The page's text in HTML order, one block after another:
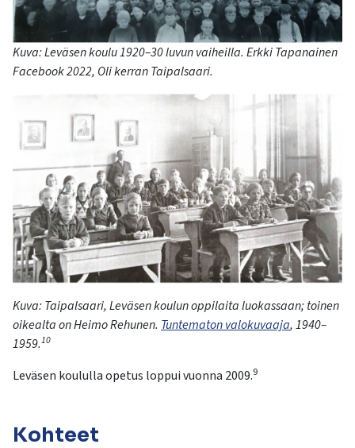
Kuva:Leväsen koulu1920–30luvun vaiheilla. Erkki Tapanainen
Facebook2022, Oli kerranTaipalsaari.
Kuva:Taipalsaari,Leväsenkoulunoppilaitaluokassaan;toinen
oikealtaon HeimoRehunen. Tuntematon valokuvaaja,1940–
1959.10
Leväsen koululla opetus loppui vuonna 2009.9
Kohteet